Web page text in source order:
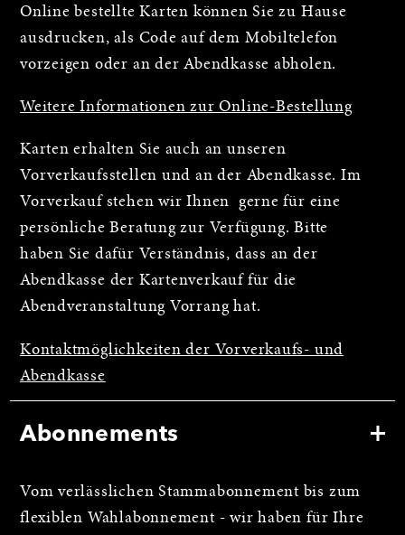
Online bestellte Karten können Sie zu Hause
ausdrucken, als Code auf dem Mobiltelefon
vorzeigen oder an der Abendkasse abholen.
Weitere Informationen zur Online-Bestellung
Karten erhalten Sie auch an unseren
Vorverkaufsstellen und an der Abendkasse. Im
Vorverkauf stehen wir Ihnen gerne für eine
persönliche Beratung zur Verfügung. Bitte
haben Sie dafür Verständnis, dass an der
Abendkasse der Kartenverkauf für die
Abendveranstaltung Vorrang hat.
Kontaktmöglichkeiten der Vorverkaufs- und
Abendkasse
Abonnements
Vom verlässlichen Stammabonnement bis zum
flexiblen Wahlabonnement - wir haben für Ihre